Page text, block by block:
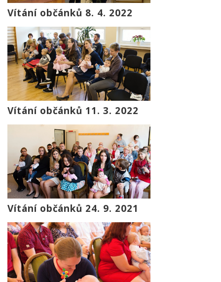
Vítání občánků 8. 4. 2022
Vítání občánků 11. 3. 2022
Vítání občánků 24. 9. 2021